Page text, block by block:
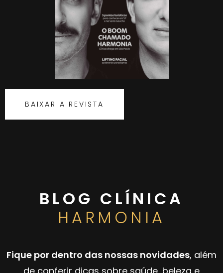
BAIXAR A REVISTA
BLOG CLÍNICA
HARMONIA
Fique por dentro das nossas novidades, além